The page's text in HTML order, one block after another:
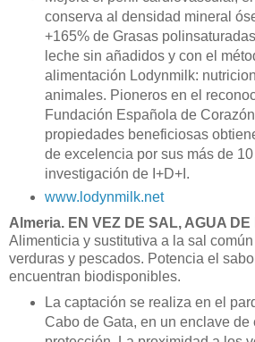
conserva al densidad mineral
+165% de Grasas
leche sin añadidos y con el
alimentación Lodynmilk:
animales. Pioneros en el
Fundación Española de
propiedades beneficiosas
de excelencia por sus más de
investigación de I+D+I.
www.lodynmilk.net
Almeria. EN VEZ DE SAL, AGUA DE
Alimenticia y sustitutiva a la sal
verduras y pescados. Potencia el
encuentran biodisponibles.
La captación se realiza en el
Cabo de Gata, en un enclave de